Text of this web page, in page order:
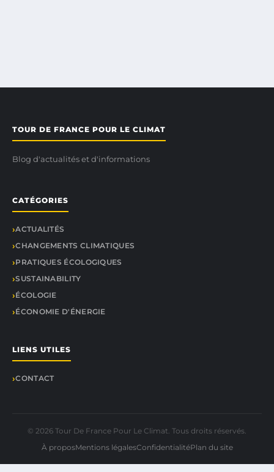
TOUR DE FRANCE POUR LE CLIMAT
Blog d'actualités et d'informations
CATÉGORIES
ACTUALITÉS
CHANGEMENTS CLIMATIQUES
PRATIQUES ÉCOLOGIQUES
SUSTAINABILITY
ÉCOLOGIE
ÉCONOMIE D'ÉNERGIE
LIENS UTILES
CONTACT
© 2026 Tour De France Pour Le Climat. Tous droits réservés.
À proposMentions légalesConfidentialitéPlan du site